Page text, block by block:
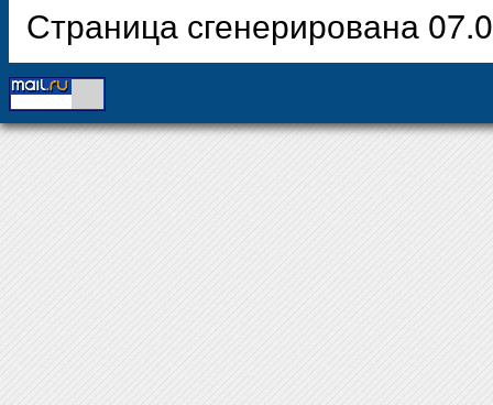
Страница сгенерирована